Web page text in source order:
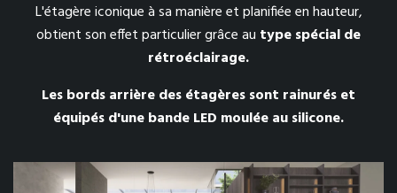
L'étagère iconique à sa manière et planifiée en hauteur,
obtient son effet particulier grâce au type spécial de
rétroéclairage.
Les bords arrière des étagères sont rainurés et
équipés d'une bande LED moulée au silicone.